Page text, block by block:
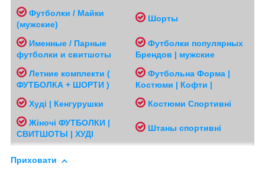
Футболки / Майки
(мужские)
Шорты
Именные / Парные
футболки и свитшоты
Футболки популярных
Брендов | мужские
Летние комплекти (
ФУТБОЛКА + ШОРТИ )
Футбольна Форма |
Костюми | Кофти |
Худі | Кенгурушки
Костюми Спортивні
Жіночі ФУТБОЛКИ |
СВИТШОТЫ | ХУДІ
Штаны спортивні
Приховати